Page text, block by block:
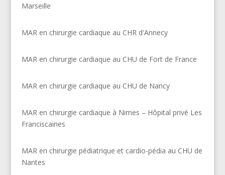
Marseille
MAR en chirurgie cardiaque au CHR d'Annecy
MAR en chirurgie cardiaque au CHU de Fort de France
MAR en chirurgie cardiaque au CHU de Nancy
MAR en chirurgie cardiaque à Nimes – Hôpital privé Les
Franciscaines
MAR en chirurgie pédiatrique et cardio-pédia au CHU de
Nantes